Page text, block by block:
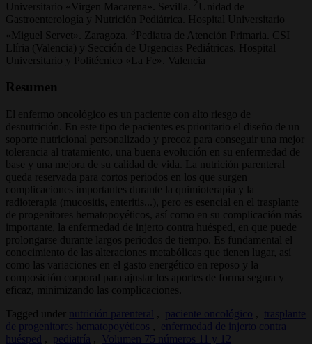
Universitario «Virgen Macarena». Sevilla.
Unidad de
Gastroenterología y Nutrición Pediátrica. Hospital Universitario
«Miguel Servet». Zaragoza.
3 Pediatra de Atención Primaria. CSI
Llíria (Valencia) y Sección de Urgencias Pediátricas. Hospital
Universitario y Politécnico «La Fe». Valencia
Resumen
El enfermo oncológico es un paciente con alto riesgo de
desnutrición. En este tipo de pacientes es prioritario el diseño de un
soporte nutricional personalizado y precoz para conseguir una mejor
tolerancia al tratamiento, una buena evolución en su enfermedad de
base y una mejora de su calidad de vida. La nutrición parenteral
queda reservada para cortos periodos en los que surgen
complicaciones importantes durante la quimioterapia y la
radioterapia (mucositis, enteritis...), pero es esencial en el trasplante
de progenitores hematopoyéticos, así como en su complicación más
importante, la enfermedad de injerto contra huésped, en que puede
prolongarse durante largos periodos de tiempo. Es fundamental el
conocimiento de las alteraciones metabólicas que tienen lugar, así
como las variaciones en el gasto energético en reposo y la
composición corporal para ajustar los aportes de forma segura y
eficaz, minimizando las complicaciones.
Tagged under
nutrición parenteral paciente oncológico
trasplante
de progenitores hematopoyéticos
enfermedad de injerto contra
huésped
pediatría
Volumen 75 números 11 y 12